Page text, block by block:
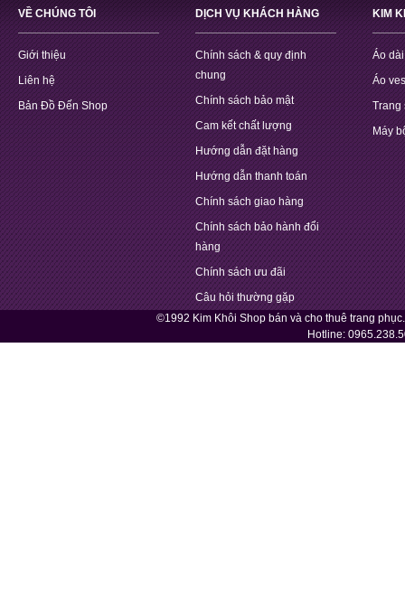
VỀ CHÚNG TÔI
Giới thiệu
Liên hệ
Bản Đồ Đến Shop
DỊCH VỤ KHÁCH HÀNG
Chính sách & quy định
chung
Chính sách bảo mật
Cam kết chất lượng
Hướng dẫn đặt hàng
Hướng dẫn thanh toán
Chính sách giao hàng
Chính sách bảo hành đổi
hàng
Chính sách ưu đãi
Câu hỏi thường gặp
KIM
Áo
Áo
Trang
Máy
©1992 Kim Khôi Shop bán và cho thuê trang
Hotline: